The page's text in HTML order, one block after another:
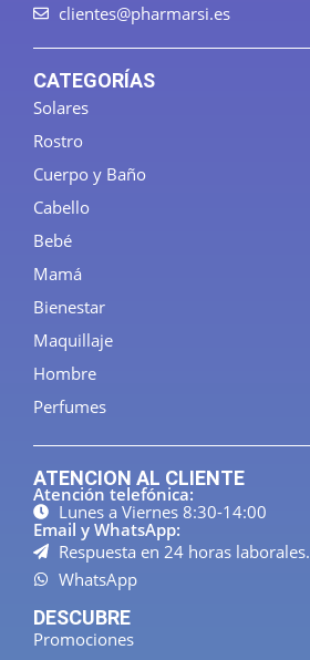
clientes@pharmarsi.es
CATEGORÍAS
Solares
Rostro
Cuerpo y Baño
Cabello
Bebé
Mamá
Bienestar
Maquillaje
Hombre
Perfumes
ATENCION AL CLIENTE
Atención telefónica:
Lunes a Viernes 8:30-14:00
Email y WhatsApp:
Respuesta en 24 horas laborales.
WhatsApp
DESCUBRE
Promociones